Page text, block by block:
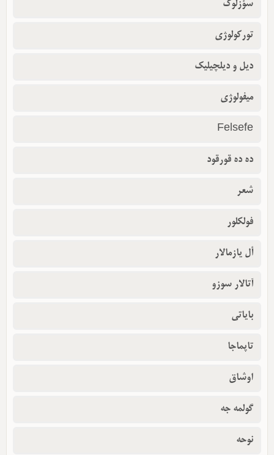
سؤزلوک
تورکولوژی
دیل و دیلچیلیک
میفولوژی
Felsefe
ده ده قورقود
شعر
فولکلور
أل یازمالار
آتالار سوزو
بایاتی
تاپماجا
اوشاق
گولمه جه
نوحه